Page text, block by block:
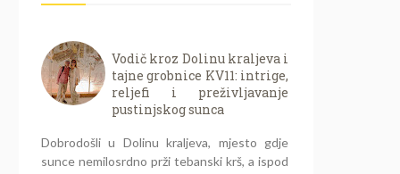
Vodič kroz Dolinu kraljeva i
tajne grobnice KV11: intrige,
reljefi i preživljavanje
pustinjskog sunca
Dobrodošli u Dolinu kraljeva, mjesto gdje
sunce nemilosrdno prži tebanski krš, a ispod